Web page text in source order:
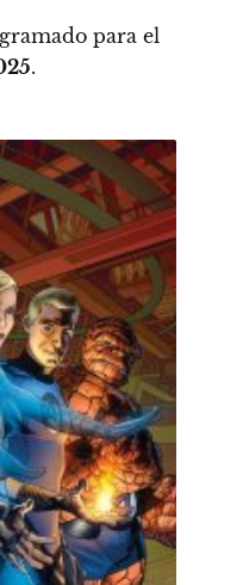
para el
.